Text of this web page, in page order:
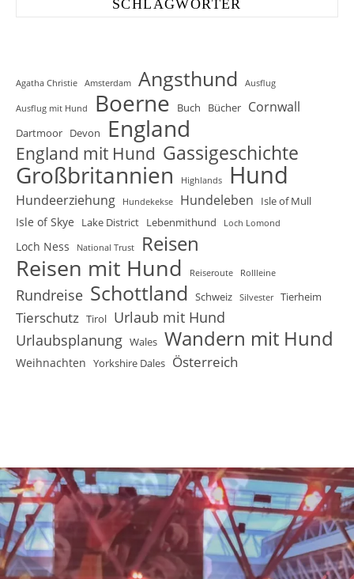
SCHLAGWÖRTER
Agatha Christie Amsterdam Angsthund Ausflug
Ausflug mit Hund Boerne Buch Bücher Cornwall
Dartmoor Devon England
England mit Hund Gassigeschichte
Großbritannien Highlands Hund
Hundeerziehung Hundekekse Hundeleben Isle of Mull
Isle of Skye Lake District Lebenmithund Loch Lomond
Loch Ness National Trust Reisen
Reisen mit Hund Reiseroute Rollleine
Rundreise Schottland Schweiz Silvester Tierheim
Tierschutz Tirol Urlaub mit Hund
Urlaubsplanung Wales Wandern mit Hund
Weihnachten Yorkshire Dales Österreich